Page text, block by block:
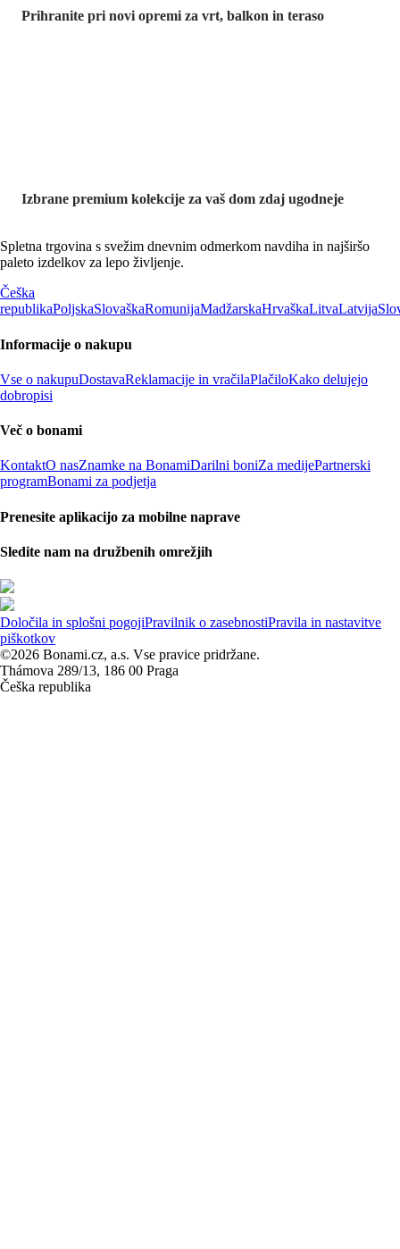
Prihranite pri novi opremi za vrt, balkon in teraso
Izbrane premium kolekcije za vaš dom zdaj ugodneje
Spletna trgovina s svežim dnevnim odmerkom navdiha in najširšo
paleto izdelkov za lepo življenje.
Češka
republikaPoljskaSlovaškaRomunijaMadžarskaHrvaškaLitvaLatvija
Informacije o nakupu
Vse o nakupuDostavaReklamacije in vračilaPlačiloKako delujejo
dobropisi
Več o bonami
KontaktO nasZnamke na BonamiDarilni boniZa medijePartnerski
programBonami za podjetja
Prenesite aplikacijo za mobilne naprave
Sledite nam na družbenih omrežjih
Določila in splošni pogojiPravilnik o zasebnostiPravila in nastavitve
piškotkov
©2026 Bonami.cz, a.s. Vse pravice pridržane.
Thámova 289/13, 186 00 Praga
Češka republika